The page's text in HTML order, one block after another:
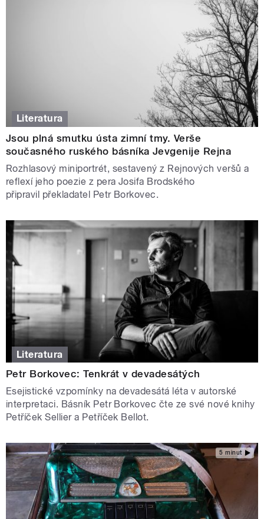
Literatura
Jsou plná smutku ústa zimní tmy. Verše
současného ruského básníka Jevgenije Rejna
Rozhlasový miniportrét, sestavený z Rejnových veršů a
reflexí jeho poezie z pera Josifa Brodského
připravil překladatel Petr Borkovec.
Literatura
Petr Borkovec: Tenkrát v devadesátých
Esejistické vzpomínky na devadesátá léta v autorské
interpretaci. Básník Petr Borkovec čte ze své nové knihy
Petříček Sellier a Petříček Bellot.
5 minut